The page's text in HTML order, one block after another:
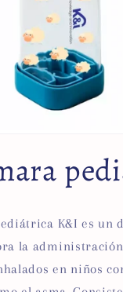
K&I es un
la
en niños